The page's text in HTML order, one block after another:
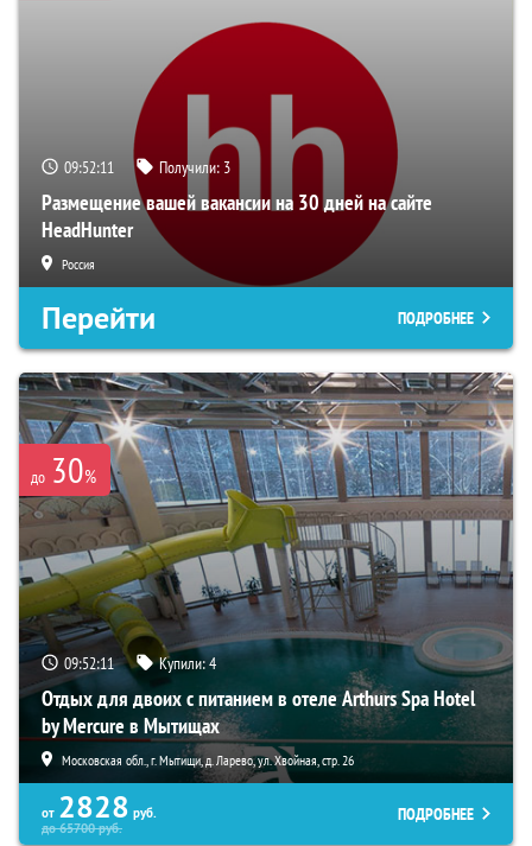
09:52:10 Получили: 3
Размещение вашей вакансии на 30 дней на сайте
HeadHunter
Россия
Перейти ПОДРОБНЕЕ
до 30%
09:52:10 Купили:4
Отдых для двоих с питанием в отеле Arthurs Spa Hotel
by Mercure в Мытищах
Московская обл., г. Мытищи, д. Ларево, ул. Хвойная, стр. 26
от 2828 руб.
до65700руб.
ПОДРОБНЕЕ